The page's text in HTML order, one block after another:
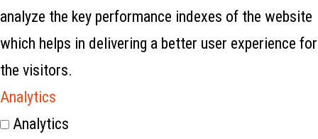
analyze the key performance indexes of the website
which helps in delivering a better user experience for
the visitors.
Analytics
Analytics